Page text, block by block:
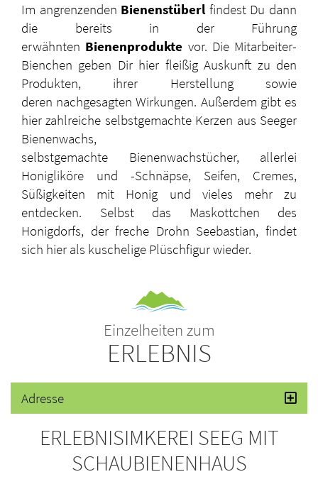
Im angrenzenden Bienenstüberl findest Du dann
die bereits in der Führung
erwähnten Bienenprodukte vor. Die Mitarbeiter-
Bienchen geben Dir hier fleißig Auskunft zu den
Produkten, ihrer Herstellung sowie
deren nachgesagten Wirkungen. Außerdem gibt es
hier zahlreiche selbstgemachte Kerzen aus Seeger
Bienenwachs,
selbstgemachte Bienenwachstücher, allerlei
Honigliköre und -Schnäpse, Seifen, Cremes,
Süßigkeiten mit Honig und vieles mehr zu
entdecken. Selbst das Maskottchen des
Honigdorfs, der freche Drohn Seebastian, findet
sich hier als kuschelige Plüschfigur wieder.
Einzelheiten zum
ERLEBNIS
Adresse
ERLEBNISIMKEREI SEEG MIT
SCHAUBIENENHAUS